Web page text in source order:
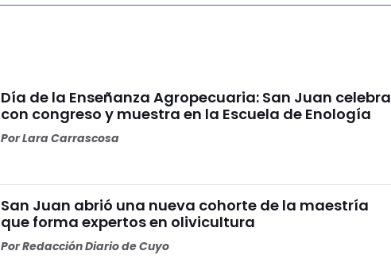
Día de la Enseñanza Agropecuaria: San Juan celebra
con congreso y muestra en la Escuela de Enología
PorLara Carrascosa
San Juan abrió una nueva cohorte de la maestría
que forma expertos en olivicultura
PorRedacción Diario de Cuyo